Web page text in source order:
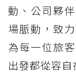
動、公司夥
場脈動，致
為每一位旅
出發都從容自